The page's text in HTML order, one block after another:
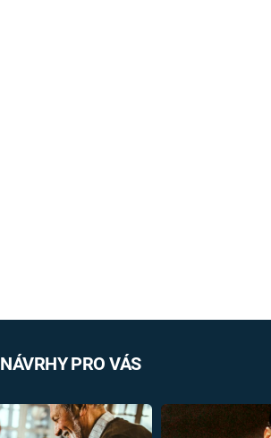
NÁVRHY PRO VÁS